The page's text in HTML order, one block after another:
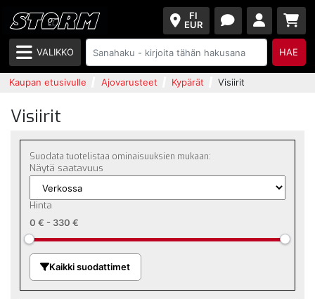
FI
EUR
VALIKKO HAE
Kaupan etusivulle Ajovarusteet Kypärät Visiirit
Visiirit
Suodata tuotelistaa ominaisuuksien mukaan:
Näytä saatavuus
Hinta
0 € - 330 €
Kaikki suodattimet